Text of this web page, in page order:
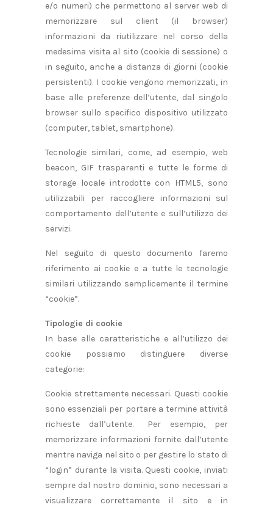
e/o numeri) che permettono al server web di
memorizzare sul client (il browser)
informazioni da riutilizzare nel corso della
medesima visita al sito (cookie di sessione) o
in seguito, anche a distanza di giorni (cookie
persistenti). I cookie vengono memorizzati, in
base alle preferenze dell’utente, dal singolo
browser sullo specifico dispositivo utilizzato
(computer, tablet, smartphone).
Tecnologie similari, come, ad esempio, web
beacon, GIF trasparenti e tutte le forme di
storage locale introdotte con HTML5, sono
utilizzabili per raccogliere informazioni sul
comportamento dell’utente e sull’utilizzo dei
servizi.
Nel seguito di questo documento faremo
riferimento ai cookie e a tutte le tecnologie
similari utilizzando semplicemente il termine
“cookie”.
Tipologie di cookie
In base alle caratteristiche e all’utilizzo dei
cookie possiamo distinguere diverse
categorie:
Cookie strettamente necessari. Questi cookie
sono essenziali per portare a termine attività
richieste dall’utente. Per esempio, per
memorizzare informazioni fornite dall’utente
mentre naviga nel sito o per gestire lo stato di
“login” durante la visita. Questi cookie, inviati
sempre dal nostro dominio, sono necessari a
visualizzare correttamente il sito e in